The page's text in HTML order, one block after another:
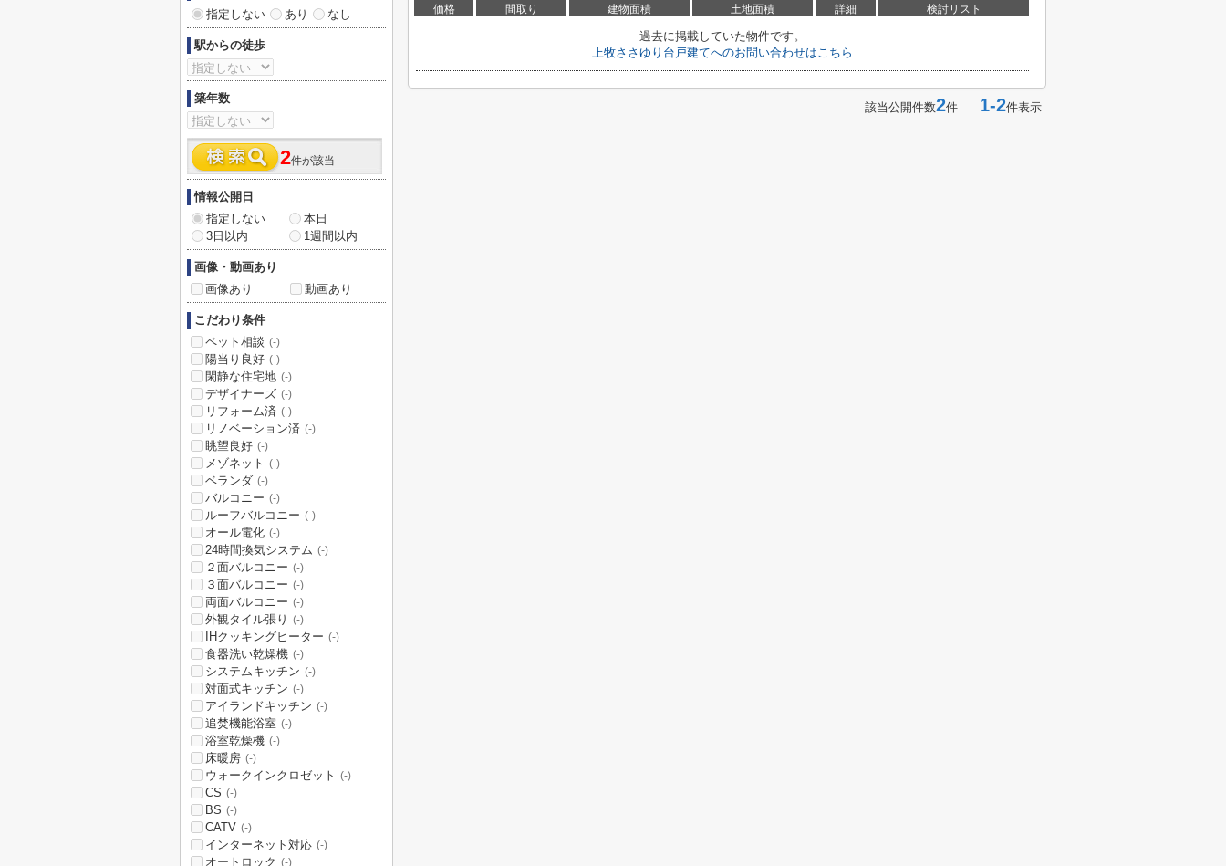
価格 間取り 建物面積 土地面積 詳細 検討リスト
過去に掲載していた物件です。
上牧ささゆり台戸建てへのお問い合わせはこちら
該当公開件数2件 1-2件表示
指定しない
あり なし
駅からの徒歩
築年数
2件が該当
情報公開日
指定しない
本日
3日以内
1週間以内
画像・動画あり
画像あり
動画あり
こだわり条件
ペット相談 (-)
陽当り良好 (-)
閑静な住宅地 (-)
デザイナーズ (-)
リフォーム済 (-)
リノベーション済 (-)
眺望良好 (-)
メゾネット (-)
ベランダ (-)
バルコニー (-)
ルーフバルコニー (-)
オール電化 (-)
24時間換気システム (-)
２面バルコニー (-)
３面バルコニー (-)
両面バルコニー (-)
外観タイル張り (-)
IHクッキングヒーター (-)
食器洗い乾燥機 (-)
システムキッチン (-)
対面式キッチン (-)
アイランドキッチン (-)
追焚機能浴室 (-)
浴室乾燥機 (-)
床暖房 (-)
ウォークインクロゼット (-)
CS (-)
BS (-)
CATV (-)
インターネット対応 (-)
オートロック (-)